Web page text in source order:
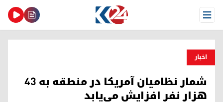
Open Menu
اخبار
شمار نظامیان آمریکا در منطقه به ۴۳
هزار نفر افزایش می‌یابد